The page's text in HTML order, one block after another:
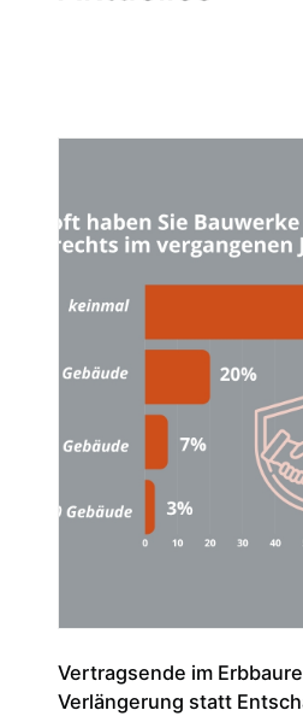
Vertragsende im
Verlängerung statt